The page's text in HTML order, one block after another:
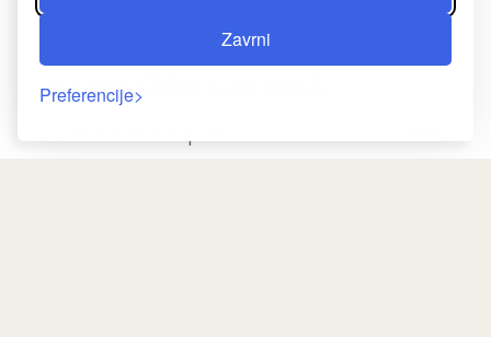
Zavrni
Preferencije
NAJBLIŽŠIE LETISKÁ